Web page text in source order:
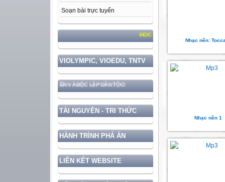
Soạn bài trực tuyến
HỌC TẬP VÀ LÀM THEO TƯ TƯỞNG,
VIOLYMPIC, VIOEDU, TNTV
CHẮC CHỦ QUYỀN VÀ ĐỘC LẬP DÂN TỘC!
TÀI NGUYÊN - TRI THỨC
HÀNH TRÌNH PHÁ ÁN
LIÊN KẾT WEBSITE
Nhạc nền:
Nhạc nền 1